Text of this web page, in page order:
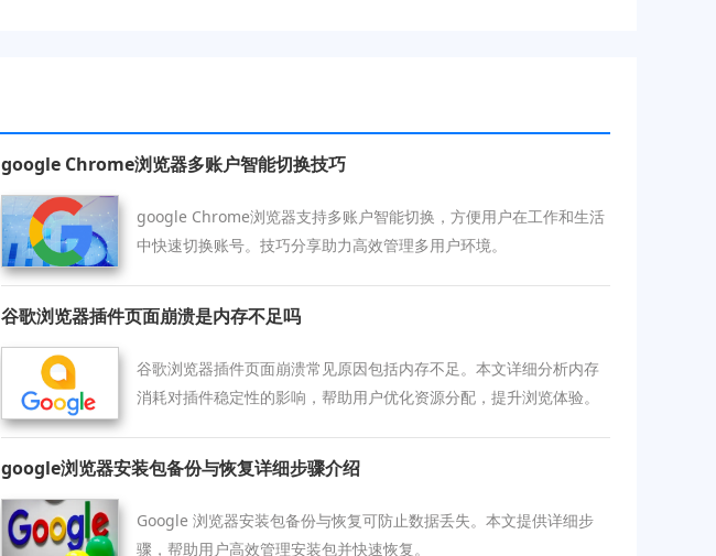
google Chrome浏览器多账户智能切换技巧
google Chrome浏览器支持多账户智能切换，方便用户在工作和生活
中快速切换账号。技巧分享助力高效管理多用户环境。
谷歌浏览器插件页面崩溃是内存不足吗
谷歌浏览器插件页面崩溃常见原因包括内存不足。本文详细分析内存
消耗对插件稳定性的影响，帮助用户优化资源分配，提升浏览体验。
google浏览器安装包备份与恢复详细步骤介绍
Google 浏览器安装包备份与恢复可防止数据丢失。本文提供详细步
骤，帮助用户高效管理安装包并快速恢复。